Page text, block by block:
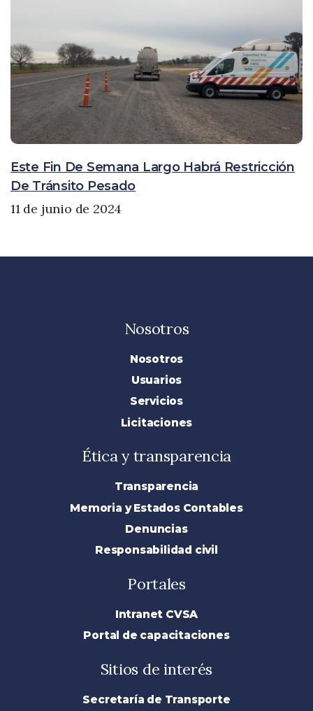
Este Fin De Semana Largo Habrá Restricción
De Tránsito Pesado
11 de junio de 2024
Nosotros
Nosotros
Usuarios
Servicios
Licitaciones
Ética y transparencia
Transparencia
Memoria y Estados Contables
Denuncias
Responsabilidad civil
Portales
Intranet CVSA
Portal de capacitaciones
Sitios de interés
Secretaría de Transporte